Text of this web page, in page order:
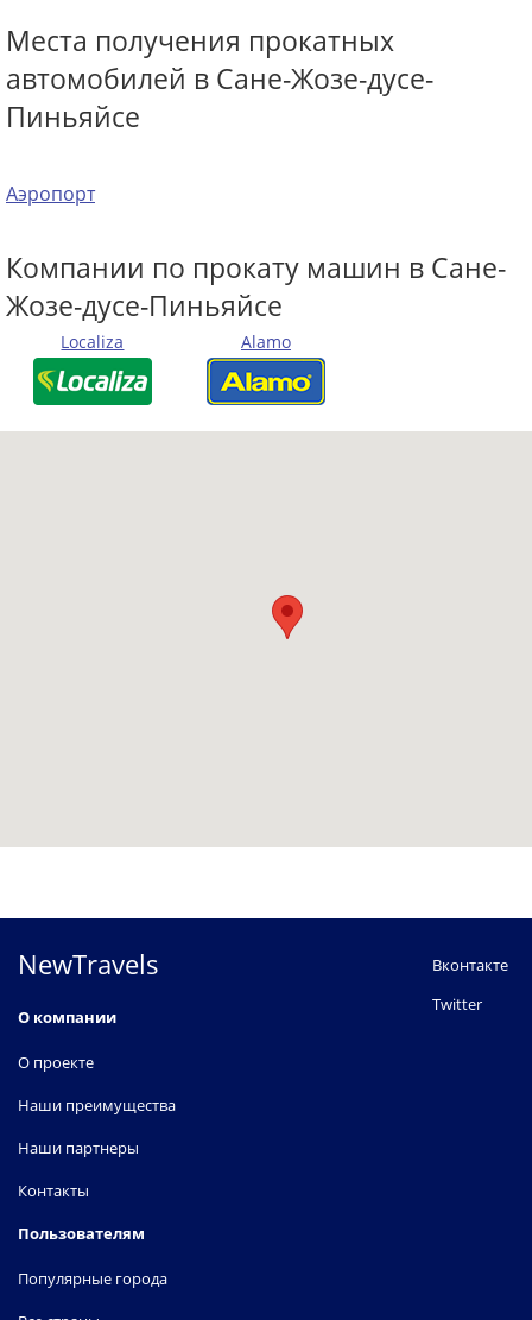
Места получения прокатных
автомобилей в Сане-Жозе-дусе-
Пиньяйсе
Аэропорт
Компании по прокату машин в Сане-
Жозе-дусе-Пиньяйсе
Localiza Alamo
NewTravels
О компании
О проекте
Наши преимущества
Наши партнеры
Контакты
Пользователям
Популярные города
Вконтакте
Twitter